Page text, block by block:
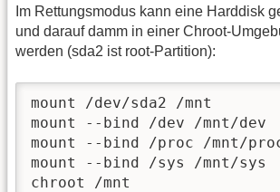
Im Rettungsmodus kann eine Harddisk
und darauf damm in einer Chroot-
werden (sda2 ist root-Partition):
mount /dev/sda2 /mnt
mount --bind /dev /mnt/dev
mount --bind /proc /mnt/
mount --bind /sys /mnt/sys
chroot /mnt